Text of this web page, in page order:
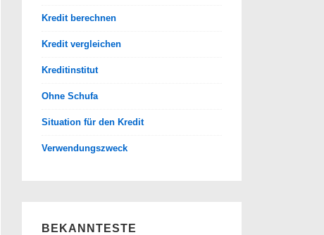
Kredit berechnen
Kredit vergleichen
Kreditinstitut
Ohne Schufa
Situation für den Kredit
Verwendungszweck
BEKANNTESTE